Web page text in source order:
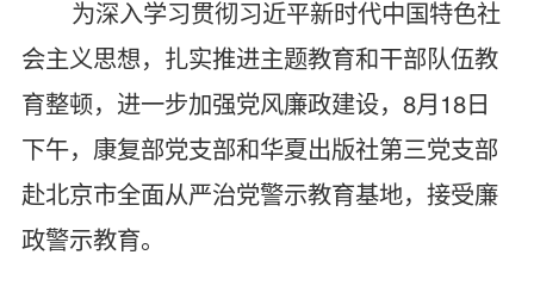
为深入学习贯彻习近平新时代中国特色社
会主义思想，扎实推进主题教育和干部队伍教
育整顿，进一步加强党风廉政建设，8月18日
下午，康复部党支部和华夏出版社第三党支部
赴北京市全面从严治党警示教育基地，接受廉
政警示教育。